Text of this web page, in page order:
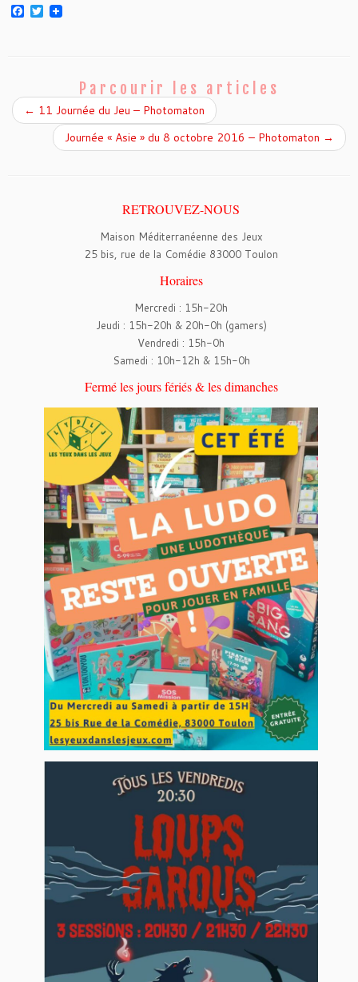
F
k
T
w
Parcourir les articles
← 11 Journée du Jeu – Photomaton
Journée « Asie » du 8 octobre 2016 – Photomaton →
RETROUVEZ-NOUS
Maison Méditerranéenne des Jeux
25 bis, rue de la Comédie 83000 Toulon
Horaires
Mercredi : 15h-20h
Jeudi : 15h-20h & 20h-0h (gamers)
Vendredi : 15h-0h
Samedi : 10h-12h & 15h-0h
Fermé les jours fériés & les dimanches